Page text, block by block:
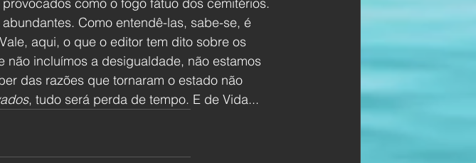
Como entendê-las, sabe-se, é
aqui, o que o editor tem dito sobre os
incluímos a desigualdade, não estamos
das razões que tornaram o estado não
, tudo será perda de tempo. E de Vida...